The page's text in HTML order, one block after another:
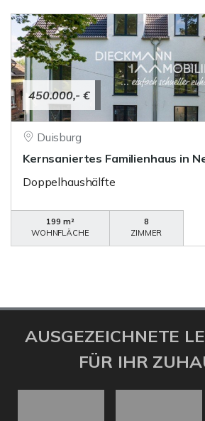
450.000,- €
Duisburg
Kernsaniertes Familienhaus in
Doppelhaushälfte
199 m²
WOHNFLÄCHE
8
ZIMMER
AUSGEZEICHNETE
FÜR IHR